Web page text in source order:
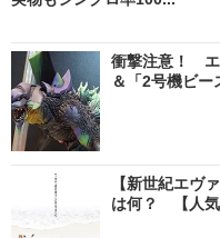
衝撃注意！ エ
＆「2号機ビー
【新世紀エヴ
は何？ 【人気